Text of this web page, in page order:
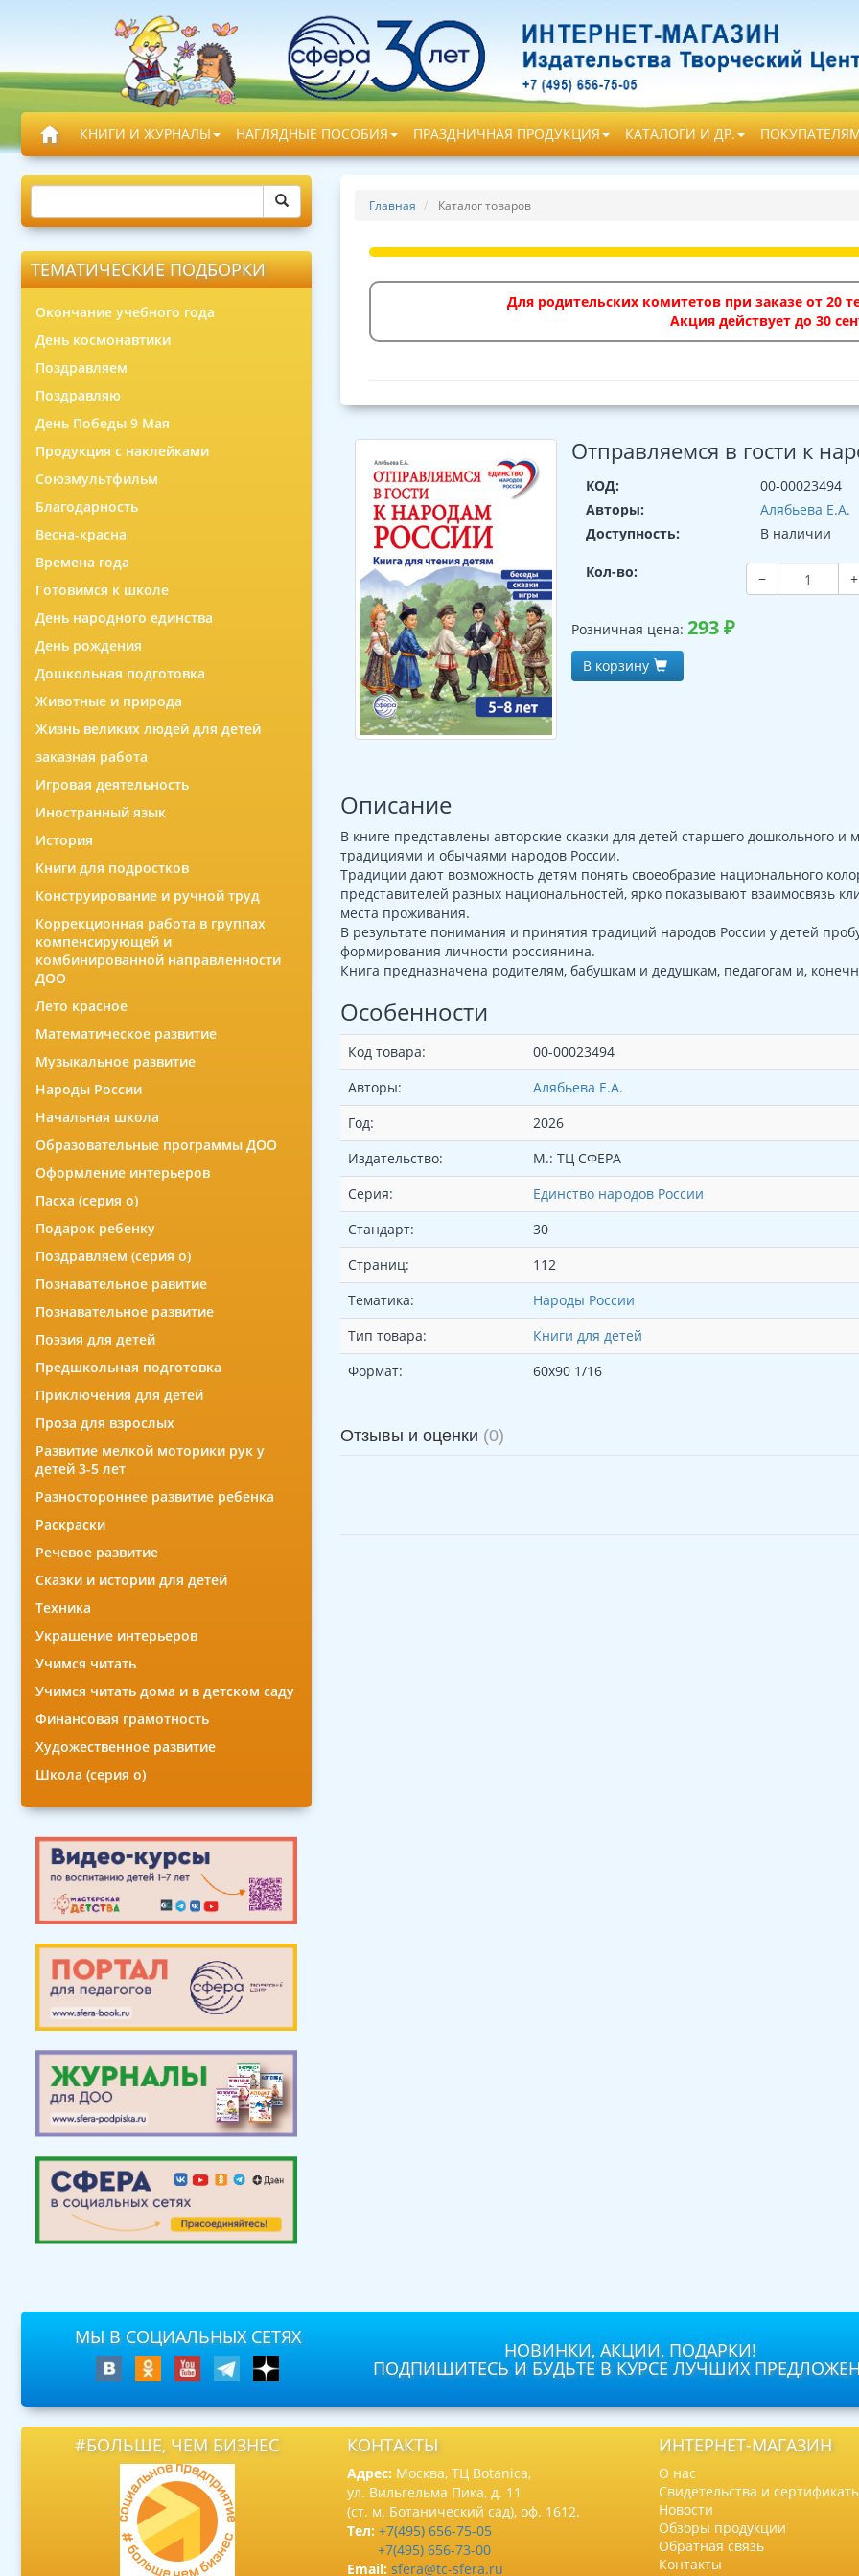
КНИГИ И ЖУРНАЛЫ НАГЛЯДНЫЕ ПОСОБИЯ ПРАЗДНИЧНАЯ ПРОДУКЦИЯ КАТАЛОГИ И ДР.
ТЕМАТИЧЕСКИЕ ПОДБОРКИ
Окончание учебного года
День космонавтики
Поздравляем
Поздравляю
День Победы 9 Мая
Продукция с наклейками
Союзмультфильм
Благодарность
Весна-красна
Времена года
Готовимся к школе
День народного единства
День рождения
Дошкольная подготовка
Животные и природа
Жизнь великих людей для детей
заказная работа
Игровая деятельность
Иностранный язык
История
Книги для подростков
Конструирование и ручной труд
Коррекционная работа в группах
компенсирующей и
комбинированной направленности
ДОО
Лето красное
Математическое развитие
Музыкальное развитие
Народы России
Начальная школа
Образовательные программы ДОО
Оформление интерьеров
Пасха (серия о)
Подарок ребенку
Поздравляем (серия о)
Познавательное равитие
Познавательное развитие
Поэзия для детей
Предшкольная подготовка
Приключения для детей
Проза для взрослых
Развитие мелкой моторики рук у
детей 3-5 лет
Разностороннее развитие ребенка
Раскраски
Речевое развитие
Сказки и истории для детей
Техника
Украшение интерьеров
Учимся читать
Учимся читать дома и в детском саду
Финансовая грамотность
Художественное развитие
Школа (серия о)
Главная Каталог товаров
Для родительских комитетов при заказе от 20
Акция действует до 30
Отправляемся в гости к
КОД:
00-00023494
Авторы:
Алябьева Е.А.
Доступность:
В наличии
Кол-во: − +
Розничная цена:293₽
В корзину
Описание
В книге представлены авторские сказки для детей старшего дошкольного и
традициями и обычаями народов России.
Традиции дают возможность детям понять своеобразие национального
представителей разных национальностей, ярко показывают взаимосвязь
места проживания.
В результате понимания и принятия традиций народов России у детей
формирования личности россиянина.
Книга предназначена родителям, бабушкам и дедушкам, педагогам и,
Особенности
Код товара:
00-00023494
Авторы:
Алябьева Е.А.
Год:
2026
Издательство:
М.: ТЦ СФЕРА
Серия:
Единство народов России
Стандарт:
30
Страниц:
112
Тематика:
Народы России
Тип товара:
Книги для детей
Формат:
60х90 1/16
Отзывы и оценки (0)
МЫ В СОЦИАЛЬНЫХ СЕТЯХ
НОВИНКИ, АКЦИИ, ПОДАРКИ!
ПОДПИШИТЕСЬ И БУДЬТЕ В КУРСЕ ЛУЧШИХ
#БОЛЬШЕ, ЧЕМ БИЗНЕС КОНТАКТЫ
Адрес: Москва, ТЦ Botanica,
ул. Вильгельма Пика, д. 11
(ст. м. Ботанический сад), оф. 1612.
Тел: +7(495) 656-75-05
+7(495) 656-73-00
Email: sfera@tc-sfera.ru
ИНТЕРНЕТ-МАГАЗИН
О нас
Свидетельства и
Новости
Обзоры продукции
Обратная связь
Контакты